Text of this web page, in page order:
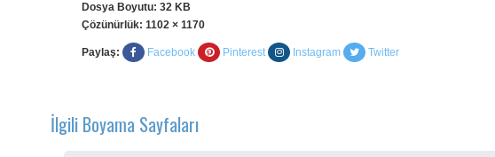
Dosya Boyutu: 32 KB
Çözünürlük: 1102 × 1170
Paylaş: Facebook Pinterest Instagram Twitter
İlgili Boyama Sayfaları